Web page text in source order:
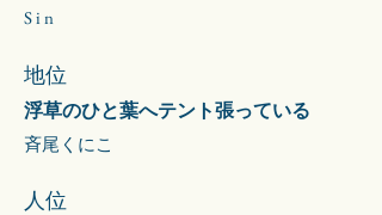
​S i n
地位
浮草のひと葉へテント張っている
斉尾くにこ
​人位